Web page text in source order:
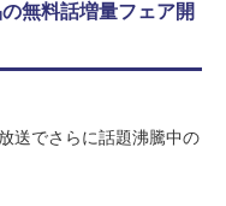
無料話増量フェア開
送でさらに話題沸騰中の